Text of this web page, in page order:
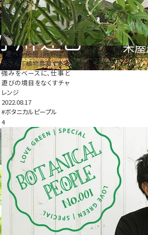
「遊べる花屋」麻野間達
矢さん｜植物農家である
強みをベースに、仕事と
遊びの境目をなくすチャ
レンジ
2022.08.17
#ボタニカルピープル
4